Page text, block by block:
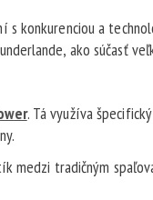
konkurenciou a
ako súčasť
. Tá využíva
medzi tradičným